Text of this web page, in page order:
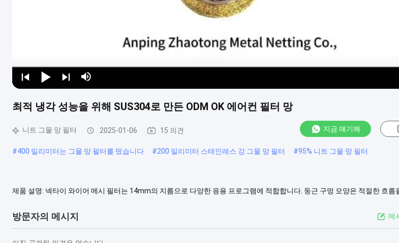
최적 냉각 성능을 위해 SUS304로 만든 ODM OK 에어컨 필터 망
니트 그물 망 필터 2025-01-06 15 의견 지금 얘기해
#400 밀리미터는 그물 망 필터를 떴습니다 #200 밀리미터 스테인레스 강 그물 망 필터 #95% 니트 그물 망 필터
제품 설명: 넥타이 와이어 메시 필터는 14mm의 지름으로 다양한 응용 프로그램에 적합합니다. 둥근 구멍 모양은 적절한 흐름
록 보장합니다. 넥타이 와이어 메시 필터는 자동차, 항공우주 및 화학 산업을 포함한 ...
방문자의 메시지 메